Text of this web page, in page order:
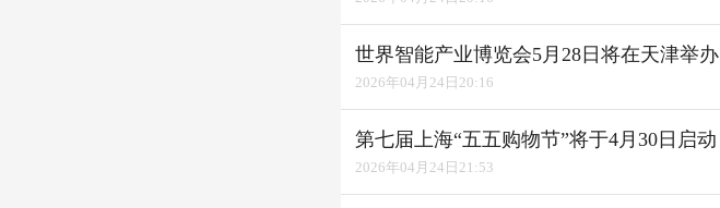
世界智能产业博览会5月28日将在天津举办
2026年04月24日20:16
第七届上海“五五购物节”将于4月30日启动
2026年04月24日21:53